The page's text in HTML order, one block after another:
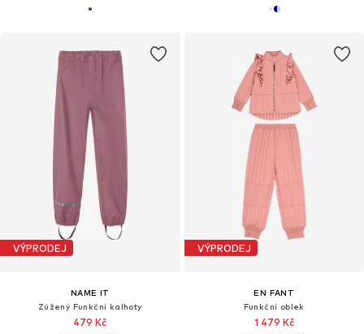
VÝPRODEJ
NAME IT
Zúžený Funkční kalhoty
479 Kč
VÝPRODEJ
EN FANT
Funkční oblek
1 479 Kč